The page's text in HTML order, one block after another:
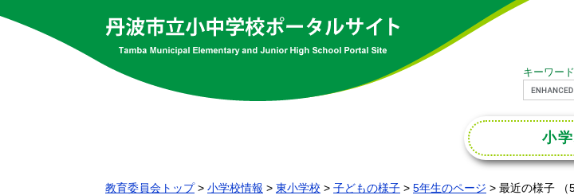
キーワー
小
教育委員会トップ > 小学校情報 > 東小学校 > 子どもの様子 > 5年生のページ > 最近の様子 （5